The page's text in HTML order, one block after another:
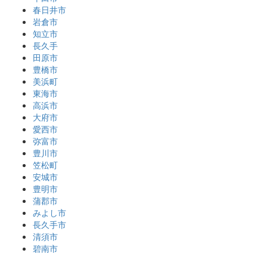
春日井市
岩倉市
知立市
長久手
田原市
豊橋市
美浜町
東海市
高浜市
大府市
愛西市
弥富市
豊川市
笠松町
安城市
豊明市
蒲郡市
みよし市
長久手市
清須市
碧南市